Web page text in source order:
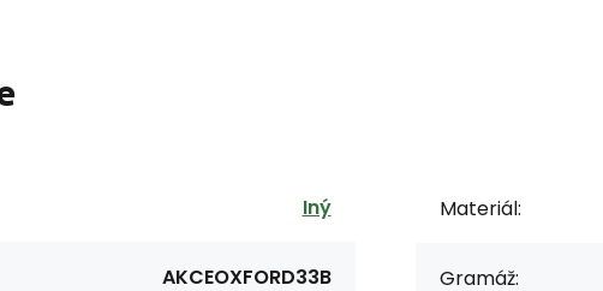
Iný
AKCEOXFORD33B
Materiál:
Gramáž: